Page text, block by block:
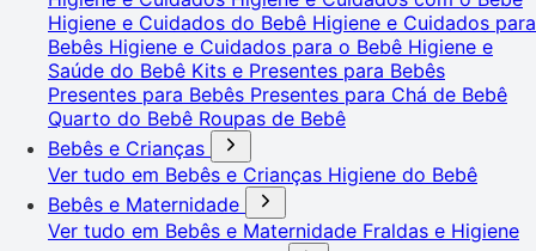
Higiene e Cuidados do Bebê Higiene e Cuidados para
Bebês Higiene e Cuidados para o Bebê Higiene e
Saúde do Bebê Kits e Presentes para Bebês
Presentes para Bebês Presentes para Chá de Bebê
Quarto do Bebê Roupas de Bebê
Bebês e Crianças
Ver tudo em Bebês e Crianças Higiene do Bebê
Bebês e Maternidade
Ver tudo em Bebês e Maternidade Fraldas e Higiene